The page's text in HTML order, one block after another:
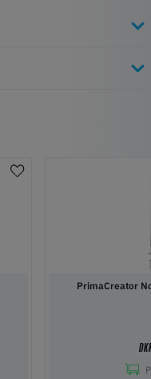
PrimaCreator